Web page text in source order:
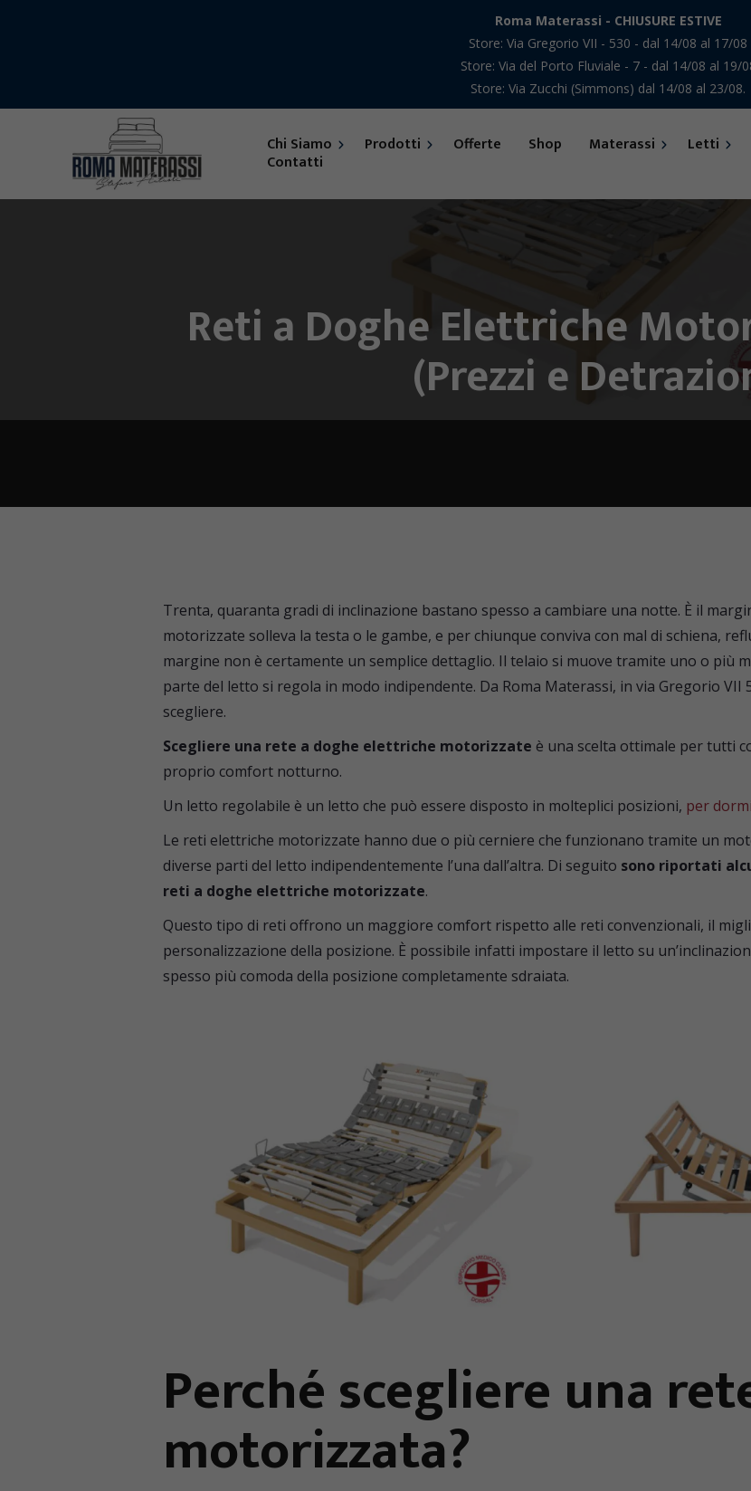
Chi Siamo
Feedback
Prodotti
Reti
Armadi su Misura
Offerte Shop Materassi
Arcadiaflex
Bedding
Simmons
Tempur
Tréca Paris
Letti
Dorsal
Ennerev
TWILS
Tréca Paris
Contatti
Reti a Doghe Elettriche
(Prezzi e
Trenta, quaranta gradi di inclinazione bastano spesso a cambiare una notte. È il
motorizzate solleva la testa o le gambe, e per chiunque conviva con mal di schiena,
margine non è certamente un semplice dettaglio. Il telaio si muove tramite uno o più
parte del letto si regola in modo indipendente. Da Roma Materassi, in via Gregorio
scegliere.
Scegliere una rete a doghe elettriche motorizzate è una scelta ottimale per tutti
proprio comfort notturno.
Un letto regolabile è un letto che può essere disposto in molteplici posizioni, per
Le reti elettriche motorizzate hanno due o più cerniere che funzionano tramite un
diverse parti del letto indipendentemente l’una dall’altra. Di seguito sono riportati
reti a doghe elettriche motorizzate.
Questo tipo di reti offrono un maggiore comfort rispetto alle reti convenzionali, il
personalizzazione della posizione. È possibile infatti impostare il letto su
spesso più comoda della posizione completamente sdraiata.
Perché scegliere una
motorizzata?
Roma Materassi - CHIUSURE ESTIVE
Store: Via Gregorio VII - 530 - dal 14/08 al 17/08
Store: Via del Porto Fluviale - 7 - dal 14/08 al 19/
Store: Via Zucchi (Simmons) dal 14/08 al 23/08.